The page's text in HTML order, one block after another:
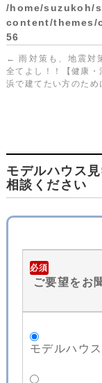
/home/suzukoh/
content/
56
← 雨対策も、地震対
全てよし！！【健康・
浜で建てたい方のため
モデルハウス
相談ください
必須
ご要望をお
モデルハウ